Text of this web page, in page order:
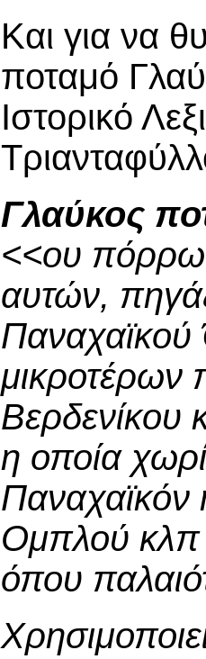
Και για να
ποταμό
Ιστορικό
Γλαύκος
<<ου
αυτών,
Παναχαϊκού
Βερδενίκου
η οποία
Ομπλού κλπ
όπου